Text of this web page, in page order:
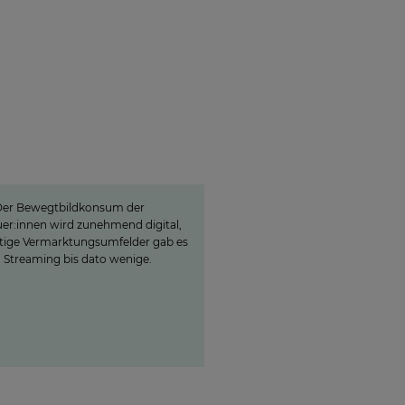
Bewegtbildkonsum der
wird zunehmend digital,
Vermarktungsumfelder gab es
Streaming bis dato wenige.